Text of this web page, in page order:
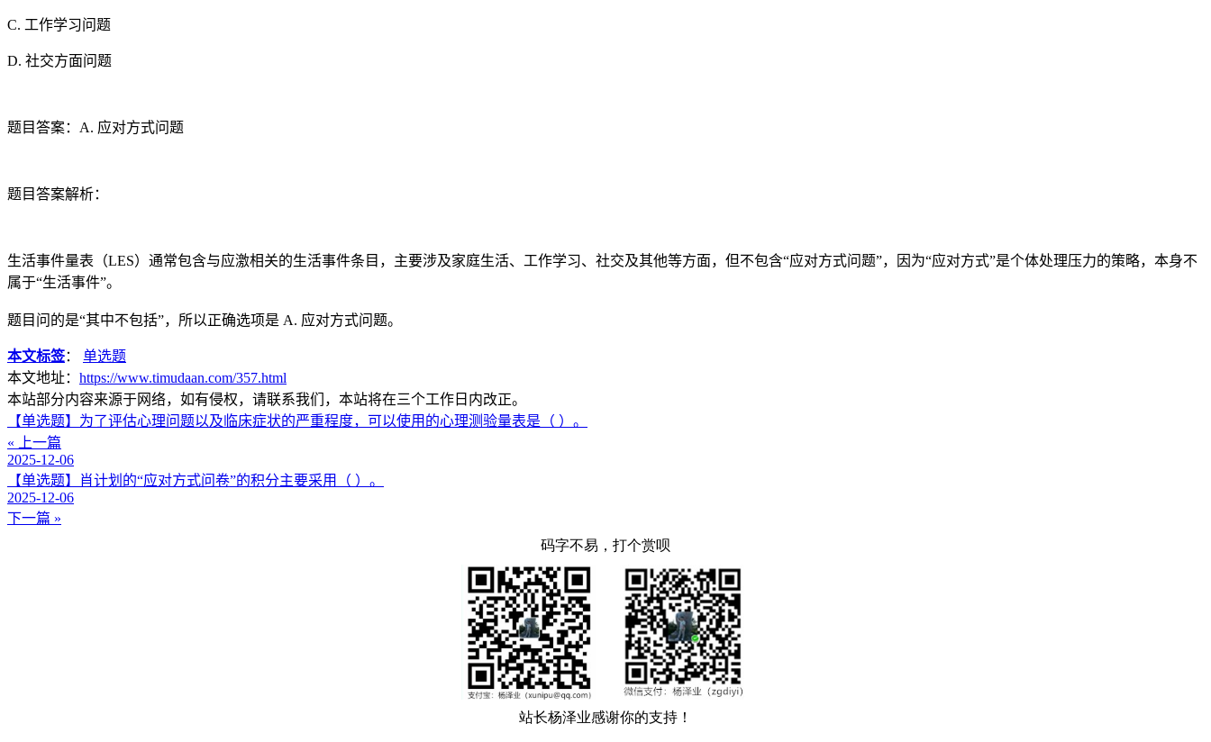
C. 工作学习问题
D. 社交方面问题
题目答案：A. 应对方式问题
题目答案解析：
生活事件量表（LES）通常包含与应激相关的生活事件条目，主要涉及家庭生活、工作学习、社交及其他等方面，但不包含“应对方式问题”，因为“应对方式”是个体处理压力的策略，本身不
属于“生活事件”。
题目问的是“其中不包括”，所以正确选项是 A. 应对方式问题。
本文标签： 单选题
本文地址： https://www.timudaan.com/357.html
本站部分内容来源于网络，如有侵权，请联系我们，本站将在三个工作日内改正。
【单选题】为了评估心理问题以及临床症状的严重程度，可以使用的心理测验量表是（ ）。
« 上一篇
2025-12-06
【单选题】肖计划的“应对方式问卷”的积分主要采用（ ）。
2025-12-06
下一篇 »